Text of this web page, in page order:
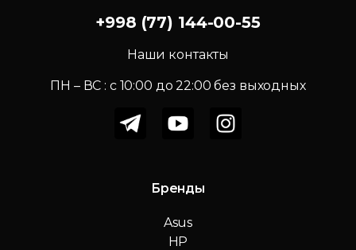
+998 (77) 144-00-55
Наши контакты
ПН – ВС : c 10:00 до 22:00 без выходных
Бренды
Asus
HP